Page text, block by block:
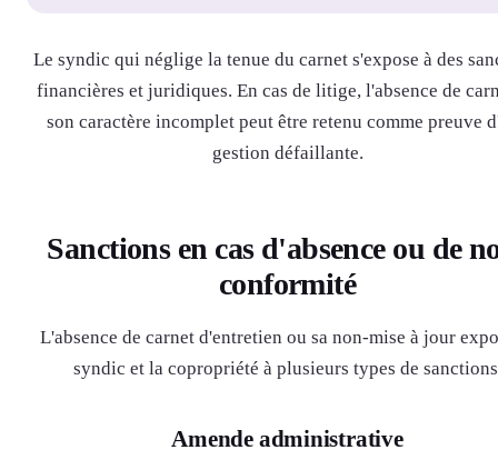
Le syndic qui néglige la tenue du carnet s'expose à des
financières et juridiques. En cas de litige, l'absence de
son caractère incomplet peut être retenu comme preuve
gestion défaillante.
Sanctions en cas d'absence ou de
conformité
L'absence de carnet d'entretien ou sa non-mise à jour
syndic et la copropriété à plusieurs types de
Amende administrative